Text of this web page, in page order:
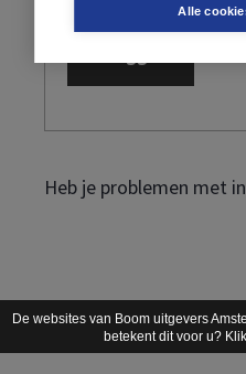
De websites van Boom uitgevers
betekent dit voor u? Klik
Alle Ik
Heb je problemen met